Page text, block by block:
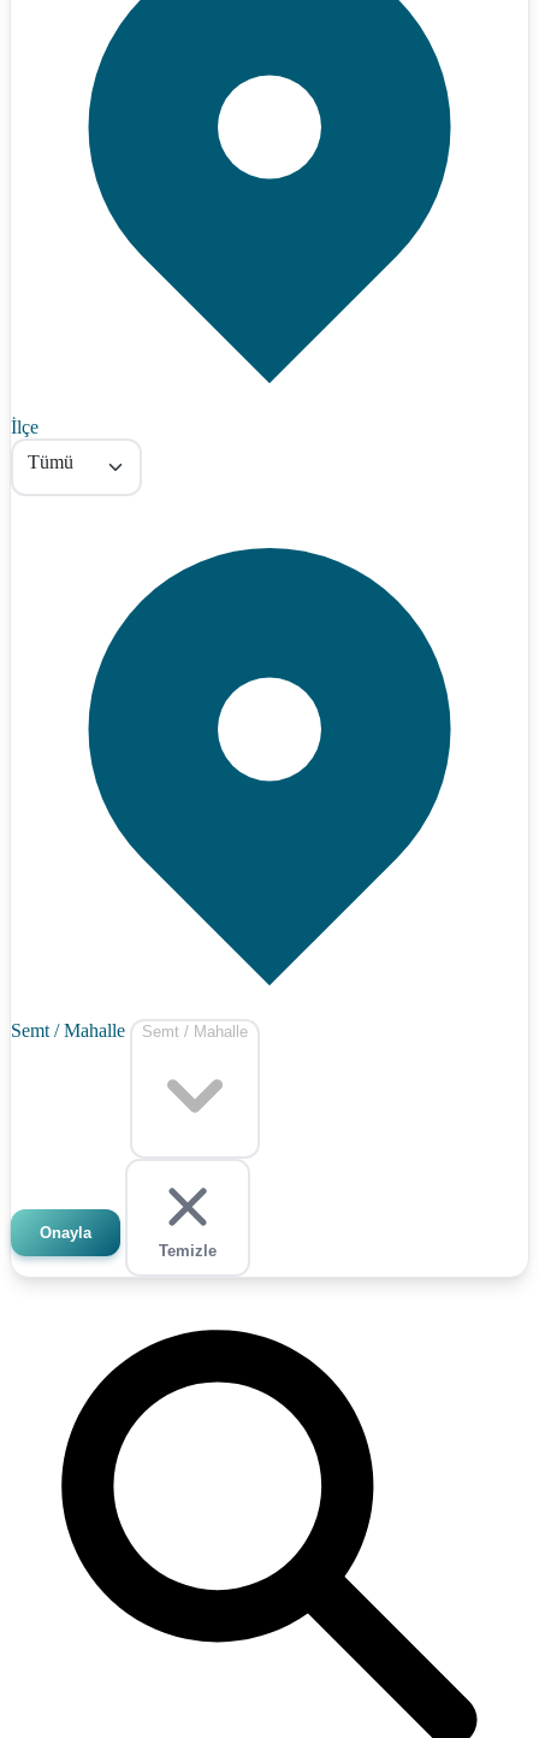
İlçe
Tümü
Semt / Mahalle Semt / Mahalle
Onayla
Temizle